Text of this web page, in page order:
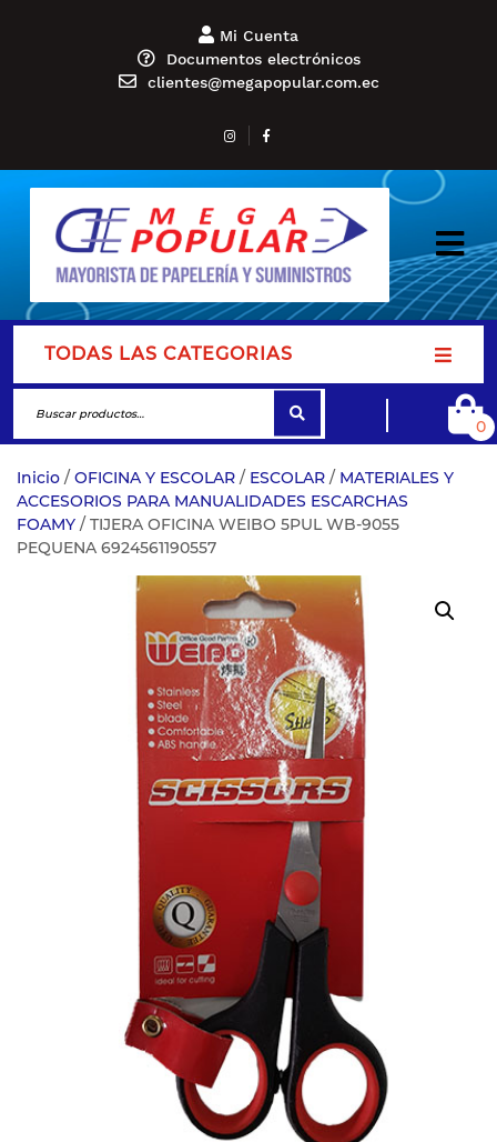
Mi Cuenta
Documentos electrónicos
clientes@megapopular.com.ec
TODAS LAS CATEGORIAS
0
Inicio / OFICINA Y ESCOLAR / ESCOLAR / MATERIALES Y
ACCESORIOS PARA MANUALIDADES ESCARCHAS
FOAMY / TIJERA OFICINA WEIBO 5PUL WB-9055
PEQUENA 6924561190557